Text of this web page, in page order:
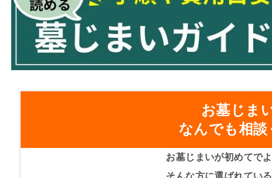
お墓じま
なんでも相談
お墓じまいが初めてで
そんな方に選ばれてい